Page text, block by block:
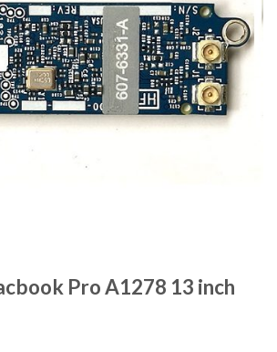
Pro A1278 13 inch